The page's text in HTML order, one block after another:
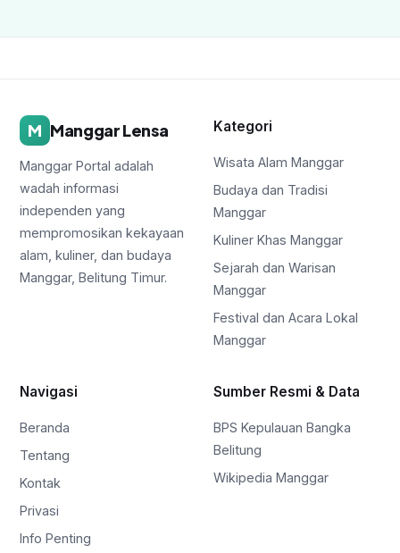
M Manggar Lensa
Manggar Portal adalah
wadah informasi
independen yang
mempromosikan kekayaan
alam, kuliner, dan budaya
Manggar, Belitung Timur.
Kategori
Wisata Alam Manggar
Budaya dan Tradisi
Manggar
Kuliner Khas Manggar
Sejarah dan Warisan
Manggar
Festival dan Acara Lokal
Manggar
Navigasi
Beranda
Tentang
Kontak
Privasi
Info Penting
Sumber Resmi & Data
BPS Kepulauan Bangka
Belitung
Wikipedia Manggar